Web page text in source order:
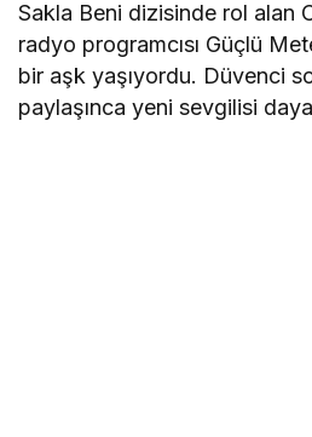
Sakla Beni dizisinde rol alan
radyo programcısı Güçlü
bir aşk yaşıyordu. Düvenci
paylaşınca yeni sevgilisi